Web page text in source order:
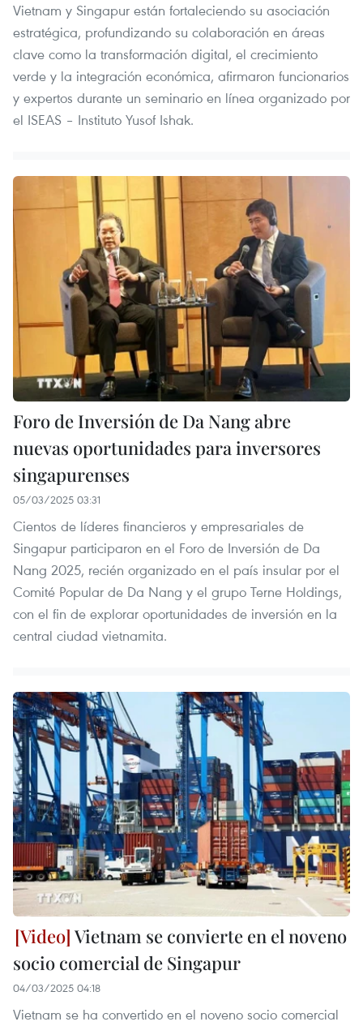
Vietnam y Singapur están fortaleciendo su asociación
estratégica, profundizando su colaboración en áreas
clave como la transformación digital, el crecimiento
verde y la integración económica, afirmaron funcionarios
y expertos durante un seminario en línea organizado por
el ISEAS – Instituto Yusof Ishak.
Foro de Inversión de Da Nang abre
nuevas oportunidades para inversores
singapurenses
05/03/2025 03:31
Cientos de líderes financieros y empresariales de
Singapur participaron en el Foro de Inversión de Da
Nang 2025, recién organizado en el país insular por el
Comité Popular de Da Nang y el grupo Terne Holdings,
con el fin de explorar oportunidades de inversión en la
central ciudad vietnamita.
Vietnam se convierte en el noveno
socio comercial de Singapur
04/03/2025 04:18
Vietnam se ha convertido en el noveno socio comercial